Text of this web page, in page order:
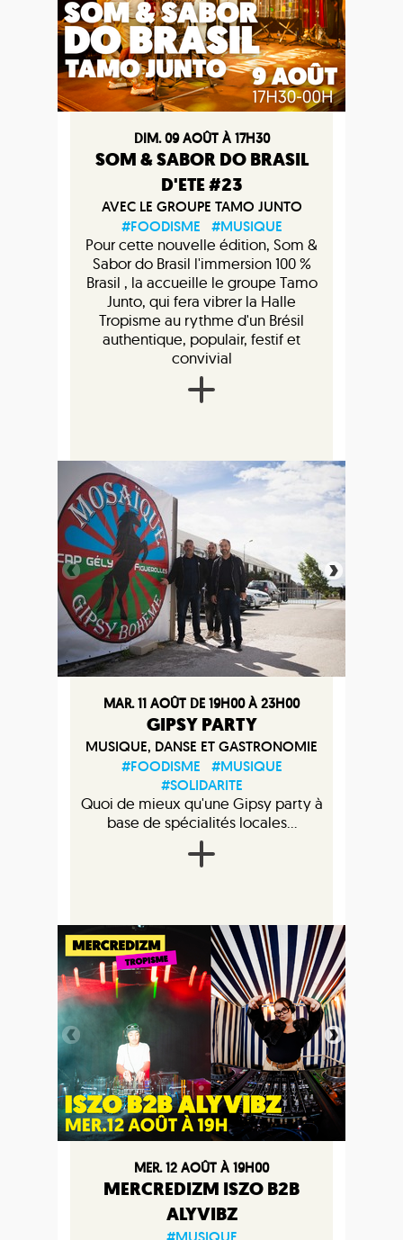
DIM. 09 AOÛT À 17H30
SOM & SABOR DO BRASIL
D'ETE #23
AVEC LE GROUPE TAMO JUNTO
#FOODISME
#MUSIQUE
Pour cette nouvelle édition, Som &
Sabor do Brasil l'immersion 100 %
Brasil , la accueille le groupe Tamo
Junto, qui fera vibrer la Halle
Tropisme au rythme d'un Brésil
authentique, populair, festif et
convivial
MAR. 11 AOÛT DE 19H00 À 23H00
GIPSY PARTY
MUSIQUE, DANSE ET GASTRONOMIE
#FOODISME
#MUSIQUE
#SOLIDARITE
Quoi de mieux qu'une Gipsy party à
base de spécialités locales...
MER. 12 AOÛT À 19H00
MERCREDIZM ISZO B2B
ALYVIBZ